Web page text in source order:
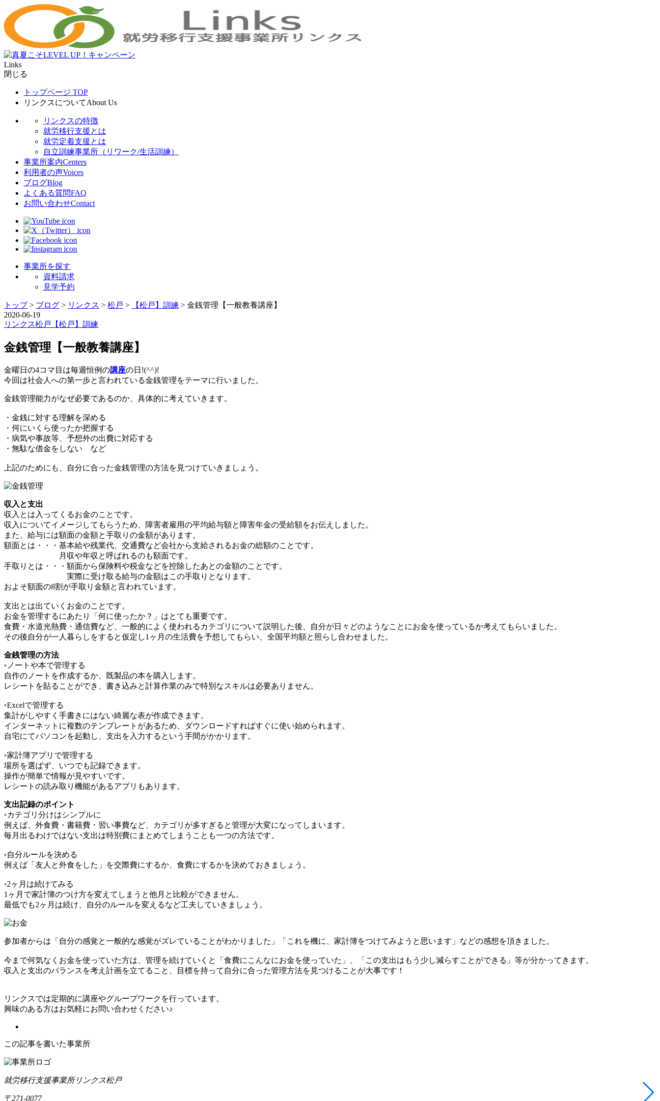
Links
閉じる
トップページ TOP
リンクスについてAbout Us
リンクスの特徴
就労移行支援とは
就労定着支援とは
自立訓練事業所（リワーク/生活訓練）
事業所案内Centers
利用者の声Voices
ブログBlog
よくある質問FAQ
お問い合わせContact
事業所を探す
資料請求
見学予約
トップ> ブログ > リンクス > 松戸 > 【松戸】訓練 > 金銭管理【一般教養講座】
2020-06-19
リンクス松戸 【松戸】訓練
金銭管理【一般教養講座】
金曜日の4コマ目は毎週恒例の講座の日!(^^)!
今回は社会人への第一歩と言われている金銭管理をテーマに行いました。
金銭管理能力がなぜ必要であるのか、具体的に考えていきます。
・金銭に対する理解を深める
・何にいくら使ったか把握する
・病気や事故等、予想外の出費に対応する
・無駄な借金をしない など
上記のためにも、自分に合った金銭管理の方法を見つけていきましょう。
収入と支出
収入とは入ってくるお金のことです。
収入についてイメージしてもらうため、障害者雇用の平均給与額と障害年金の受給額をお伝えしました。
また、給与には額面の金額と手取りの金額があります。
額面とは・・・基本給や残業代、交通費など会社から支給されるお金の総額のことです。
月収や年収と呼ばれるのも額面です。
手取りとは・・・額面から保険料や税金などを控除したあとの金額のことです。
実際に受け取る給与の金額はこの手取りとなります。
およそ額面の8割が手取り金額と言われています。
支出とは出ていくお金のことです。
お金を管理するにあたり「何に使ったか？」はとても重要です。
食費・水道光熱費・通信費など、一般的によく使われるカテゴリについて説明した後、自分が日々どのようなことにお金を使っているか考えてもらいました。
その後自分が一人暮らしをすると仮定し1ヶ月の生活費を予想してもらい、全国平均額と照らし合わせました。
金銭管理の方法
◦ノートや本で管理する
自作のノートを作成するか、既製品の本を購入します。
レシートを貼ることができ、書き込みと計算作業のみで特別なスキルは必要ありません。
◦Excelで管理する
集計がしやすく手書きにはない綺麗な表が作成できます。
インターネットに複数のテンプレートがあるため、ダウンロードすればすぐに使い始められます。
自宅にてパソコンを起動し、支出を入力するという手間がかかります。
◦家計簿アプリで管理する
場所を選ばず、いつでも記録できます。
操作が簡単で情報が見やすいです。
レシートの読み取り機能があるアプリもあります。
支出記録のポイント
◦カテゴリ分けはシンプルに
例えば、外食費・書籍費・習い事費など、カテゴリが多すぎると管理が大変になってしまいます。
毎月出るわけではない支出は特別費にまとめてしまうことも一つの方法です。
◦自分ルールを決める
例えば「友人と外食をした」を交際費にするか、食費にするかを決めておきましょう。
◦2ヶ月は続けてみる
1ヶ月で家計簿のつけ方を変えてしまうと他月と比較ができません。
最低でも2ヶ月は続け、自分のルールを変えるなど工夫していきましょう。
参加者からは「自分の感覚と一般的な感覚がズレていることがわかりました」「これを機に、家計簿をつけてみようと思います」などの感想を頂きました。
今まで何気なくお金を使っていた方は、管理を続けていくと「食費にこんなにお金を使っていた」、「この支出はもう少し減らすことができる」等が分かってきます。
収入と支出のバランスを考え計画を立てること、目標を持って自分に合った管理方法を見つけることが大事です！
リンクスでは定期的に講座やグループワークを行っています。
興味のある方はお気軽にお問い合わせください♪
この記事を書いた事業所
就労移行支援事業所リンクス松戸
〒271-0077